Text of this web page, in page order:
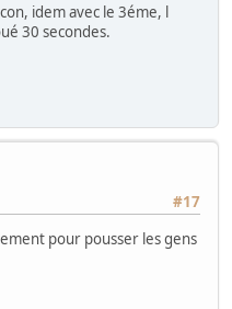
idem avec le 3éme, l
30 secondes.
#17
pour pousser les gens